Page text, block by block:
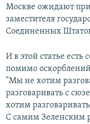
Москве ожидают
заместителя
Соединенных
И в этой статье
помимо
"Мы не хотим
разговаривать с
хотим
С самим Зеленским